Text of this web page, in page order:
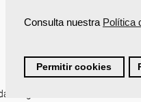
Consulta nuestra Política
Permitir cookies
según norma UNE-EN